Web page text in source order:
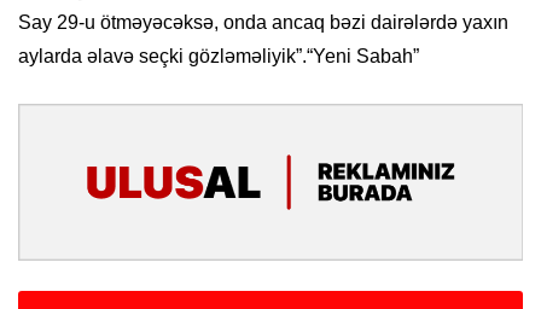
Say 29-u ötməyəcəksə, onda ancaq bəzi dairələrdə yaxın
aylarda əlavə seçki gözləməliyik”.“Yeni Sabah”